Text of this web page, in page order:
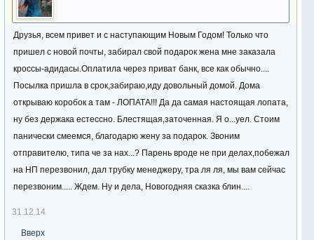
Друзья, всем привет и с наступающим Новым Годом! Только что
пришел с новой почты, забирал свой подарок жена мне заказала
кроссы-адидасы.Оплатила через приват банк, все как обычно....
Посылка пришла в срок,забираю,иду довольный домой. Дома
открываю коробок а там - ЛОПАТА!!! Да да самая настоящая лопата,
ну без держака естессно. Блестящая,заточенная. Я о...уел. Стоим
панически смеемся, благодарю жену за подарок. Звоним
отправителю, типа че за нах...? Парень вроде не при делах,побежал
на НП перезвонил, дал трубку менеджеру, тра ля ля, мы вам сейчас
перезвоним..... Ждем. Ну и дела, Новогодняя сказка блин....
31.12.14
Вверх